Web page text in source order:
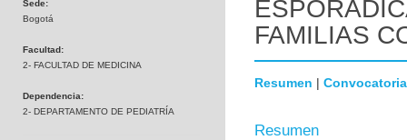
Sede:
Bogotá
Facultad:
2- FACULTAD DE MEDICINA
Dependencia:
2- DEPARTAMENTO DE PEDIATRÍA
FAMILIAS
Resumen | Convocatoria
Resumen